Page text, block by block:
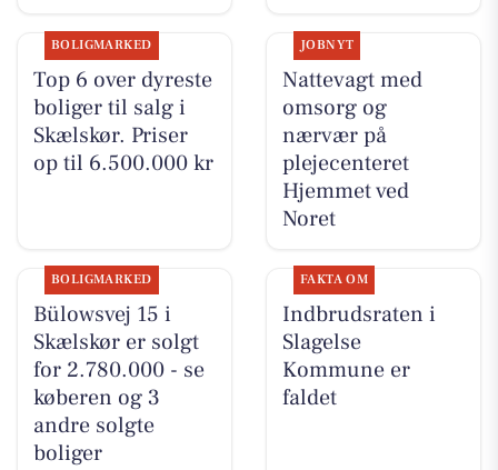
BOLIGMARKED
Top 6 over dyreste
boliger til salg i
Skælskør. Priser
op til 6.500.000 kr
JOBNYT
Nattevagt med
omsorg og
nærvær på
plejecenteret
Hjemmet ved
Noret
BOLIGMARKED
Bülowsvej 15 i
Skælskør er solgt
for 2.780.000 - se
køberen og 3
andre solgte
boliger
FAKTA OM
Indbrudsraten i
Slagelse
Kommune er
faldet